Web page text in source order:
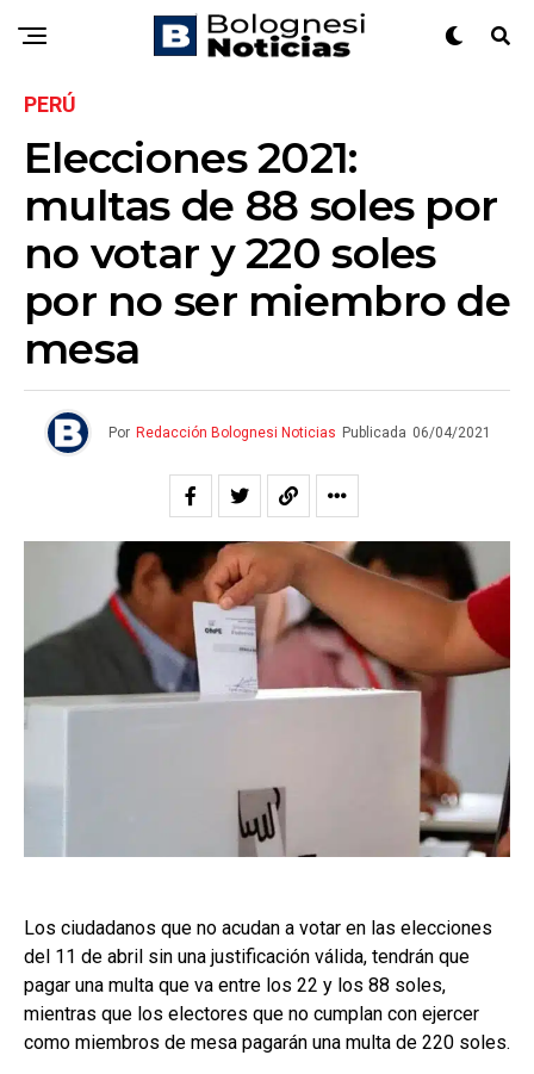
PERÚ
Elecciones 2021:
multas de 88 soles por
no votar y 220 soles
por no ser miembro de
mesa
Por Redacción Bolognesi Noticias Publicada 06/04/2021
Los ciudadanos que no acudan a votar en las elecciones
del 11 de abril sin una justificación válida, tendrán que
pagar una multa que va entre los 22 y los 88 soles,
mientras que los electores que no cumplan con ejercer
como miembros de mesa pagarán una multa de 220 soles.